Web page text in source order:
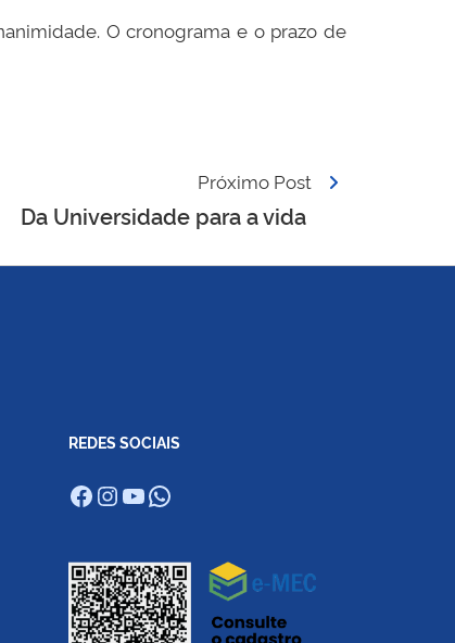
O cronograma e o prazo de
Próximo Post
Da Universidade para a vida
REDES SOCIAIS
Facebook
Instagram
Youtube
WhatsApp